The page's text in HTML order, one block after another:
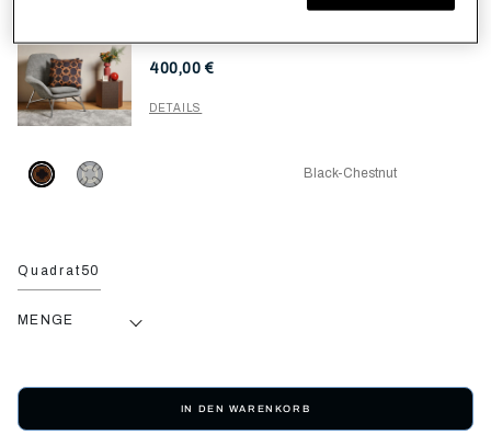
400,00 €
DETAILS
Black-Chestnut
Quadrat50
MENGE
IN DEN WARENKORB